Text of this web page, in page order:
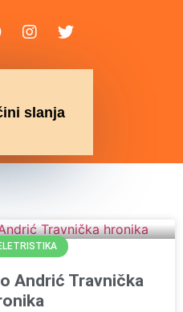
slanja
Andrić Travnička